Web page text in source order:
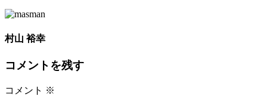
村山 裕幸
コメントを残す
コメント ※